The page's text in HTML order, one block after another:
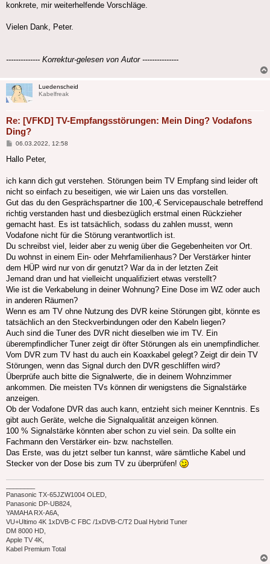
konkrete, mir weiterhelfende Vorschläge.
Vielen Dank, Peter.
-------------- Korrektur-gelesen von Autor ---------------
Luedenscheid
Kabelfreak
Re: [VFKD] TV-Empfangsstörungen: Mein Ding? Vodafons
Ding?
Beitrag
06.03.2022, 12:58
Hallo Peter,
ich kann dich gut verstehen. Störungen beim TV Empfang sind leider oft
nicht so einfach zu beseitigen, wie wir Laien uns das vorstellen.
Gut das du den Gesprächspartner die 100,-€ Servicepauschale betreffend
richtig verstanden hast und diesbezüglich erstmal einen Rückzieher
gemacht hast. Es ist tatsächlich, sodass du zahlen musst, wenn
Vodafone nicht für die Störung verantwortlich ist.
Du schreibst viel, leider aber zu wenig über die Gegebenheiten vor Ort.
Du wohnst in einem Ein- oder Mehrfamilienhaus? Der Verstärker hinter
dem HÜP wird nur von dir genutzt? War da in der letzten Zeit
Jemand dran und hat vielleicht unqualifiziert etwas verstellt?
Wie ist die Verkabelung in deiner Wohnung? Eine Dose im WZ oder auch
in anderen Räumen?
Wenn es am TV ohne Nutzung des DVR keine Störungen gibt, könnte es
tatsächlich an den Steckverbindungen oder den Kabeln liegen?
Auch sind die Tuner des DVR nicht dieselben wie im TV. Ein
überempfindlicher Tuner zeigt dir öfter Störungen als ein unempfindlicher.
Vom DVR zum TV hast du auch ein Koaxkabel gelegt? Zeigt dir dein TV
Störungen, wenn das Signal durch den DVR geschliffen wird?
Überprüfe auch bitte die Signalwerte, die in deinem Wohnzimmer
ankommen. Die meisten TVs können dir wenigstens die Signalstärke
anzeigen.
Ob der Vodafone DVR das auch kann, entzieht sich meiner Kenntnis. Es
gibt auch Geräte, welche die Signalqualität anzeigen können.
100 % Signalstärke könnten aber schon zu viel sein. Da sollte ein
Fachmann den Verstärker ein- bzw. nachstellen.
Das Erste, was du jetzt selber tun kannst, wäre sämtliche Kabel und
Stecker von der Dose bis zum TV zu überprüfen!
Panasonic TX-65JZW1004 OLED,
Panasonic DP-UB824,
YAMAHA RX-A6A,
VU+Ultimo 4K 1xDVB-C FBC /1xDVB-C/T2 Dual Hybrid Tuner
DM 8000 HD,
Apple TV 4K,
Kabel Premium Total